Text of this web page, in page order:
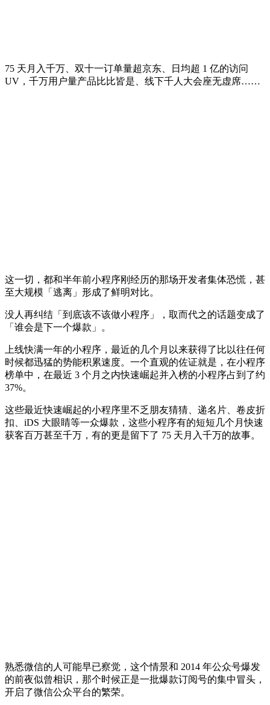
75 天月入千万、双十一订单量超京东、日均超 1 亿的访问
UV，千万用户量产品比比皆是、线下千人大会座无虚席……
这一切，都和半年前小程序刚经历的那场开发者集体恐慌，甚
至大规模「逃离」形成了鲜明对比。
没人再纠结「到底该不该做小程序」，取而代之的话题变成了
「谁会是下一个爆款」。
上线快满一年的小程序，最近的几个月以来获得了比以往任何
时候都迅猛的势能积累速度。一个直观的佐证就是，在小程序
榜单中，在最近 3 个月之内快速崛起并入榜的小程序占到了约
37%。
这些最近快速崛起的小程序里不乏朋友猜猜、递名片、卷皮折
扣、iDS 大眼睛等一众爆款，这些小程序有的短短几个月快速
获客百万甚至千万，有的更是留下了 75 天月入千万的故事。
熟悉微信的人可能早已察觉，这个情景和 2014 年公众号爆发
的前夜似曾相识，那个时候正是一批爆款订阅号的集中冒头，
开启了微信公众平台的繁荣。